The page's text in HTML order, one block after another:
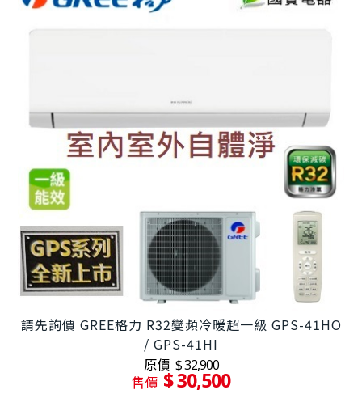
請先詢價 GREE格力 R32變頻冷暖超一級 GPS-41HO
/ GPS-41HI
原價 $ 32,900
售價 $ 30,500